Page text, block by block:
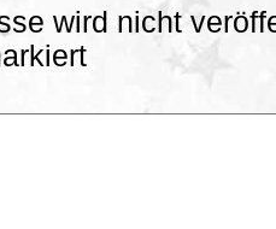
wird nicht